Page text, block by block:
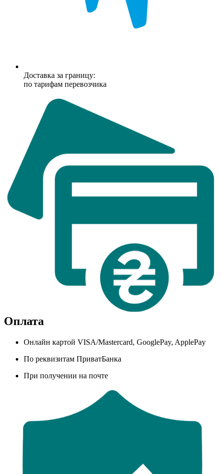
Доставка за границу:
по тарифам перевозчика
Оплата
Онлайн картой VISA/Mastercard, GooglePay, ApplePay
По реквизитам ПриватБанка
При получении на почте